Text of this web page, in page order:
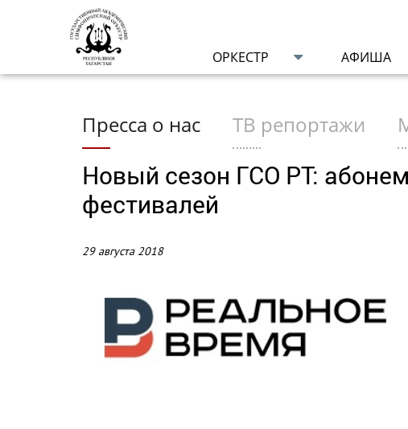
ОРКЕСТР АФИША
Пресса о нас ТВ репортажи
Новый сезон ГСО РТ:
фестивалей
29 августа 2018